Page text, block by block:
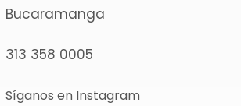
Bucaramanga
313 358 0005
Síganos en Instagram